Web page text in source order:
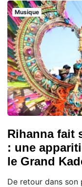
Musique
Rihanna fait
: une
le Grand
De retour dans son